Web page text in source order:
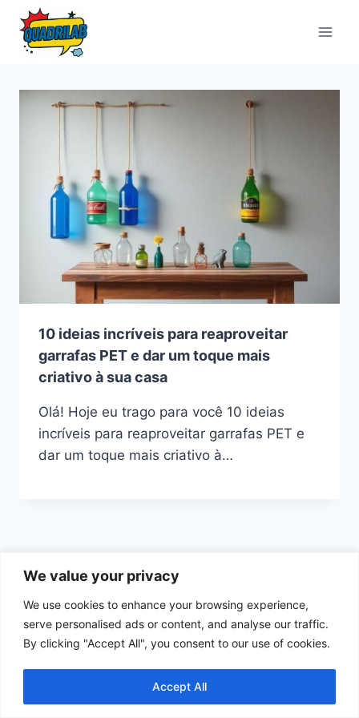
We value your privacy
We use cookies to enhance your browsing experience,
serve personalised ads or content, and analyse our traffic.
By clicking "Accept All", you consent to our use of cookies.
Accept All
Pular
para
10 ideias incríveis para reaproveitar
garrafas PET e dar um toque mais
criativo à sua casa
Olá! Hoje eu trago para você 10 ideias
incríveis para reaproveitar garrafas PET e
dar um toque mais criativo à…
Início
Política de Cookies
Política de Privacidade
Termos e Condições de Uso